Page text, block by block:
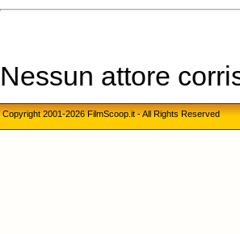
Nessun attore
Copyright 2001-2026 FilmScoop.it - All Rights Reserved